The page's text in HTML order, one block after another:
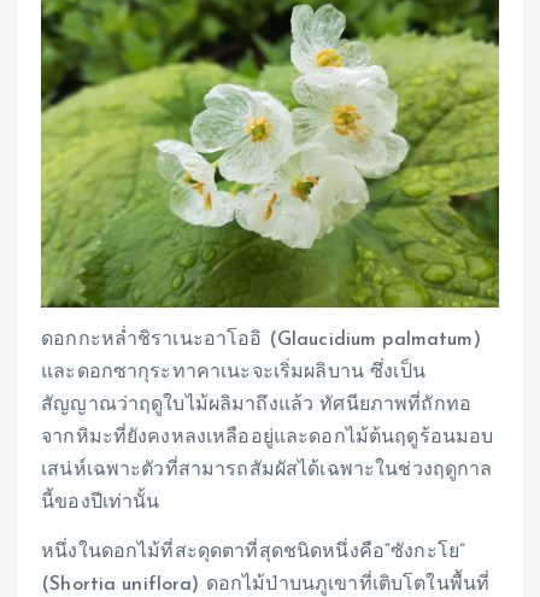
ดอกกะหล่ำชิราเนะอาโออิ (Glaucidium palmatum)
และดอกซากุระทาคาเนะจะเริ่มผลิบาน ซึ่งเป็น
สัญญาณว่าฤดูใบไม้ผลิมาถึงแล้ว ทัศนียภาพที่ถักทอ
จากหิมะที่ยังคงหลงเหลืออยู่และดอกไม้ต้นฤดูร้อนมอบ
เสน่ห์เฉพาะตัวที่สามารถสัมผัสได้เฉพาะในช่วงฤดูกาล
นี้ของปีเท่านั้น
หนึ่งในดอกไม้ที่สะดุดตาที่สุดชนิดหนึ่งคือ“ซังกะโย”
(Shortia uniflora) ดอกไม้ป่าบนภูเขาที่เติบโตในพื้นที่